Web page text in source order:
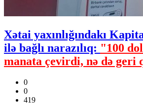
Xətai yaxınlığındakı
ilə bağlı narazılıq: "100
manata çevirdi, nə də geri
0
0
419